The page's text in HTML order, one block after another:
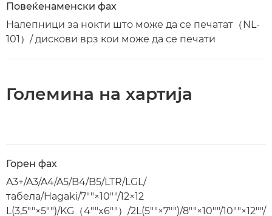
Повеќенаменски фах
Налепници за нокти што може да се печатат（NL-
101）/ дискови врз кои може да се печати
Големина на хартија
Горен фах
A3+/A3/A4/A5/B4/B5/LTR/LGL/
табела/Hagaki/7""×10""/12×12
L(3,5""×5"")/KG（4""x6""）/2L(5""×7"")/8""×10""/10""×12""/